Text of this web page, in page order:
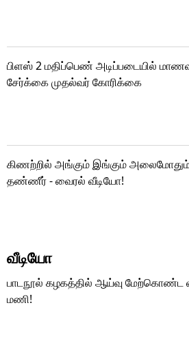
பிளஸ் 2 மதிப்பெண் அடிப்படையில்
சேர்க்கை முதல்வர் கோரிக்கை
கிணற்றில் அங்கும் இங்கும்
தண்ணீர் - வைரல் வீடியோ!
வீடியோ
பாடநூல் கழகத்தில் ஆய்வு மேற்கொண்ட
மணி!